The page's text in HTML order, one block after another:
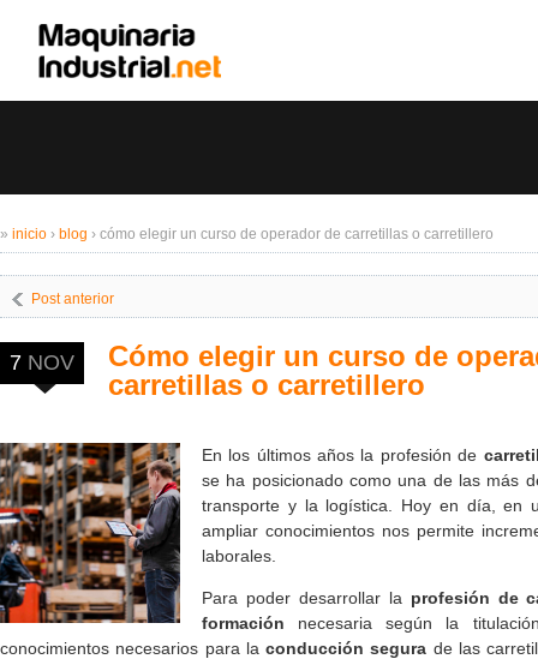
» inicio › blog › cómo elegir un curso de operador de carretillas o carretillero
Post anterior
Cómo elegir un curso de
carretillas o carretillero
7 NOV
En los últimos años la profesión de
se ha posicionado como una de las más
transporte y la logística. Hoy en día, en
ampliar conocimientos nos permite
laborales.
Para poder desarrollar la profesión de
formación necesaria según la
conocimientos necesarios para la conducción segura de las